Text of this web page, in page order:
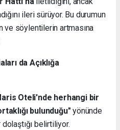
ileri sürüyor. Bu durumun
ve söylentilerin artmasına
da Açıklığa
Oteli'nde herhangi bir
bulunduğu" yönünde
belirtiliyor.